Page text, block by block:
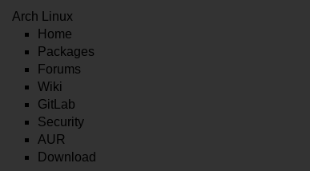
Arch Linux
Home
Packages
Forums
Wiki
GitLab
Security
AUR
Download